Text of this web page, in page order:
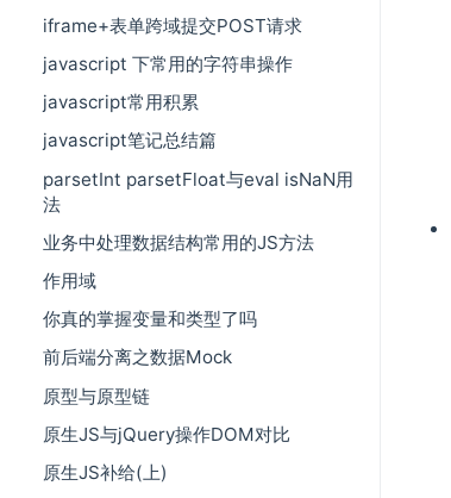
iframe+表单跨域提交POST请求
javascript 下常用的字符串操作
javascript常用积累
javascript笔记总结篇
parsetInt parsetFloat与eval isNaN用
法
业务中处理数据结构常用的JS方法
作用域
你真的掌握变量和类型了吗
前后端分离之数据Mock
原型与原型链
原生JS与jQuery操作DOM对比
原生JS补给(上)